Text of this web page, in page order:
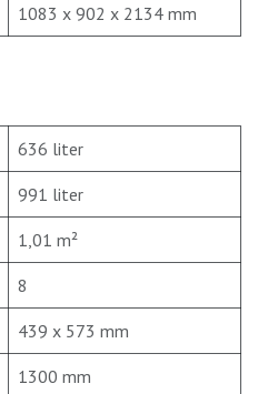
1083 x 902 x 2134 mm
636 liter
991 liter
1,01 m²
8
439 x 573 mm
1300 mm